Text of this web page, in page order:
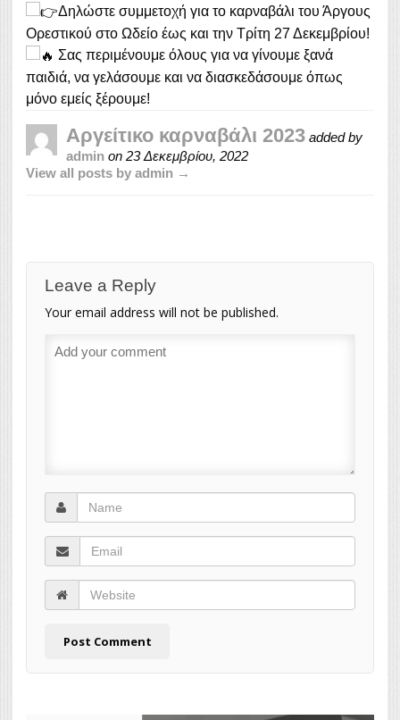
Δηλώστε συμμετοχή για το καρναβάλι του Άργους
Ορεστικού στο Ωδείο έως και την Τρίτη 27 Δεκεμβρίου!
Σας περιμένουμε όλους για να γίνουμε ξανά
παιδιά, να γελάσουμε και να διασκεδάσουμε όπως
μόνο εμείς ξέρουμε!
Αργείτικο καρναβάλι 2023 added by
admin on 23 Δεκεμβρίου, 2022
View all posts by admin →
Leave a Reply
Your email address will not be published.